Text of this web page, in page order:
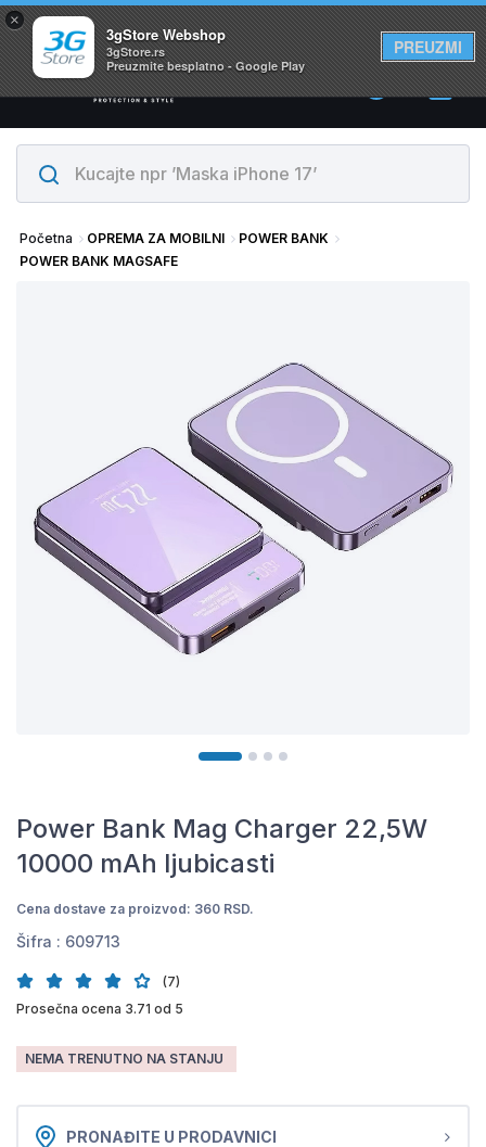
×
3gStore Webshop
3gStore.rs
Preuzmite besplatno - Google Play
PREUZMI
Svi proizvodi su na lageru. Slanje istog dana!
0
Početna OPREMA ZA MOBILNI
POWER BANK
POWER BANK MAGSAFE
Power Bank Mag Charger 22,5W
10000 mAh ljubicasti
Cena dostave za proizvod: 360 RSD.
Šifra : 609713
(7)
Prosečna ocena 3.71 od 5
NEMA TRENUTNO NA STANJU
PRONAĐITE U PRODAVNICI